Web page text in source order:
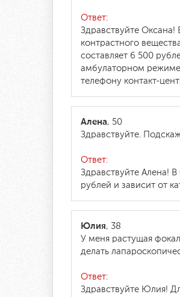
Ответ:
Здравствуйте
контрастного
составляет 6 500
амбулаторном
телефону контакт-
Алена, 50
Здравствуйте.
Ответ:
Здравствуйте Алена!
рублей и зависит от
Юлия, 38
У меня растущая
делать
Ответ:
Здравствуйте Юлия!